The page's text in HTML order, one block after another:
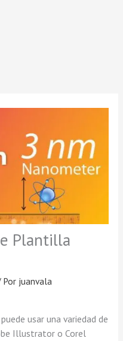
Plantilla
Por juanvala
usar una variedad de
Illustrator o Corel